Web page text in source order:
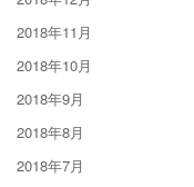
2018年11月
2018年10月
2018年9月
2018年8月
2018年7月